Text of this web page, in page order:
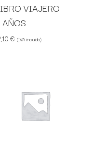
VIAJERO
€ (IVA incluido)